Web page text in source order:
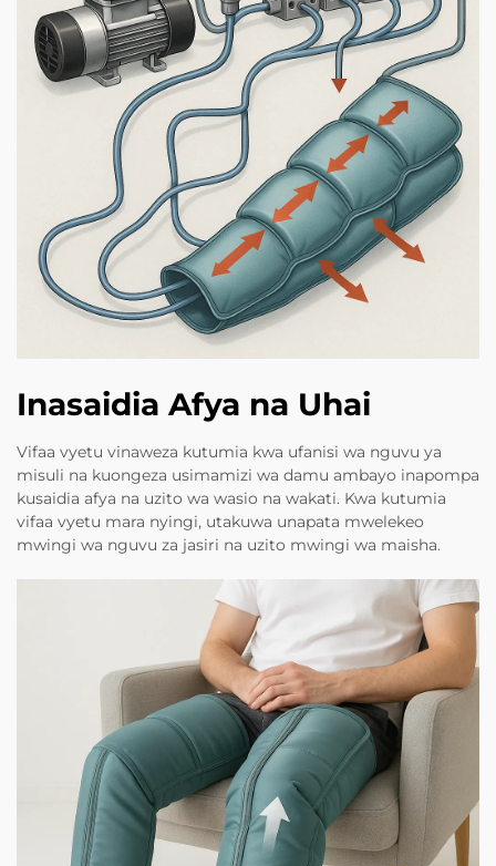
Inasaidia Afya na Uhai
Vifaa vyetu vinaweza kutumia kwa ufanisi wa nguvu ya
misuli na kuongeza usimamizi wa damu ambayo inapompa
kusaidia afya na uzito wa wasio na wakati. Kwa kutumia
vifaa vyetu mara nyingi, utakuwa unapata mwelekeo
mwingi wa nguvu za jasiri na uzito mwingi wa maisha.